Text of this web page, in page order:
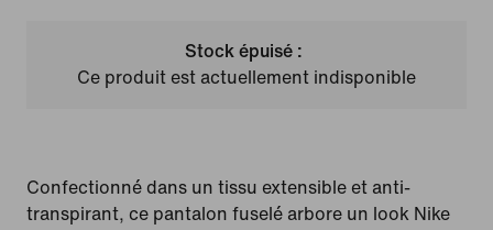
Stock épuisé :
Ce produit est actuellement indisponible
Confectionné dans un tissu extensible et anti-
transpirant, ce pantalon fuselé arbore un look Nike